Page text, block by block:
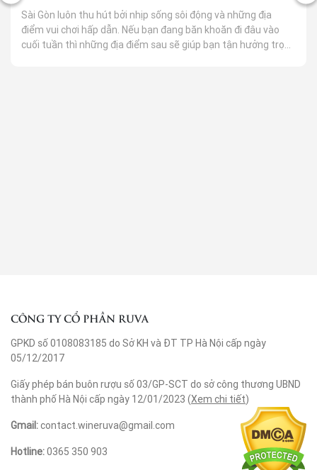
Sài Gòn luôn thu hút bởi nhịp sống sôi động và những địa
điểm vui chơi hấp dẫn. Nếu bạn đang băn khoăn đi đâu vào
cuối tuần thì những địa điểm sau sẽ giúp bạn tận hưởng trọn
CÔNG TY CỔ PHẦN RUVA
GPKD số 0108083185 do Sở KH và ĐT TP Hà Nội cấp ngày
05/12/2017
Giấy phép bán buôn rượu số 03/GP-SCT do sở công thương UBND
thành phố Hà Nội cấp ngày 12/01/2023 (Xem chi tiết)
Gmail:contact.wineruva@gmail.com
Hotline:0365 350 903